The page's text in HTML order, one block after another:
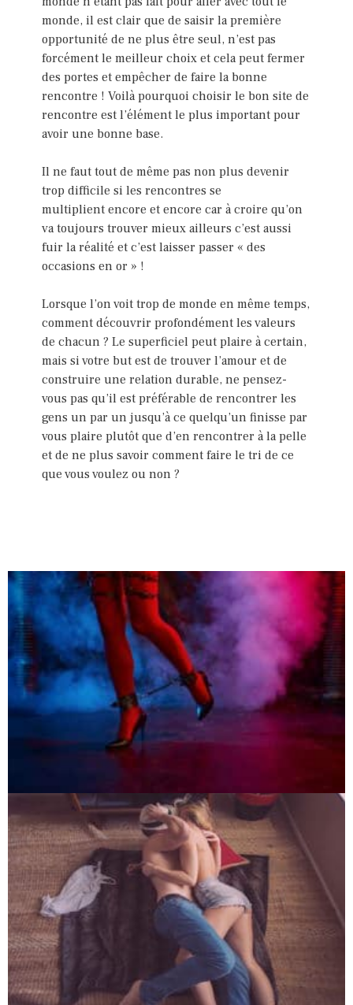
monde, il est clair que de saisir la première
opportunité de ne plus être seul, n’est pas
forcément le meilleur choix et cela peut fermer
des portes et empêcher de faire la bonne
rencontre ! Voilà pourquoi choisir le bon site de
rencontre est l’élément le plus important pour
avoir une bonne base.
Il ne faut tout de même pas non plus devenir
trop difficile si les rencontres se
multiplient encore et encore car à croire qu’on
va toujours trouver mieux ailleurs c’est aussi
fuir la réalité et c’est laisser passer « des
occasions en or » !
Lorsque l’on voit trop de monde en même temps,
comment découvrir profondément les valeurs
de chacun ? Le superficiel peut plaire à certain,
mais si votre but est de trouver l’amour et de
construire une relation durable, ne pensez-
vous pas qu’il est préférable de rencontrer les
gens un par un jusqu’à ce quelqu’un finisse par
vous plaire plutôt que d’en rencontrer à la pelle
et de ne plus savoir comment faire le tri de ce
que vous voulez ou non ?